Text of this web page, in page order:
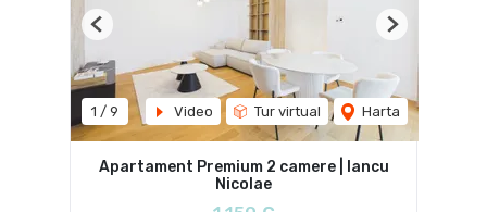
1 / 9 Video Tur virtual Harta
Previous Next
Apartament Premium 2 camere | Iancu
Nicolae